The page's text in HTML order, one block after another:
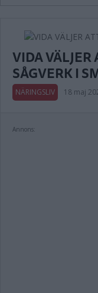
VIDA VÄLJER
SÅGVERK I
NÄRINGSLIV 18 maj
Annons: